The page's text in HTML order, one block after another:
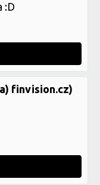
:D
finvision.cz)